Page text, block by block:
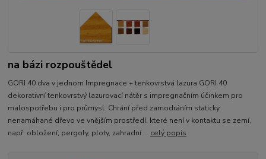
na bázi rozpouštědel
GORI 40 dva v jednom Impregnace + tenkovrstvá lazura GORI 40
dekorativní tenkovrstvý lazurovací nátěr s impregnačním účinkem pro
malospotřebu i pro průmysl. Chrání před zamodráním staticky
nenamáhané dřevo ve vnějším prostředí, které není v kontaktu se zemí,
např. obložení, pergoly, ploty, zahradní ... celý popis